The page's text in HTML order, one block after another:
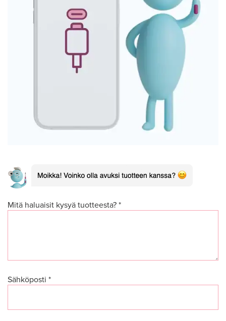
Mitä haluaisit kysyä tuotteesta? *
Sähköposti *